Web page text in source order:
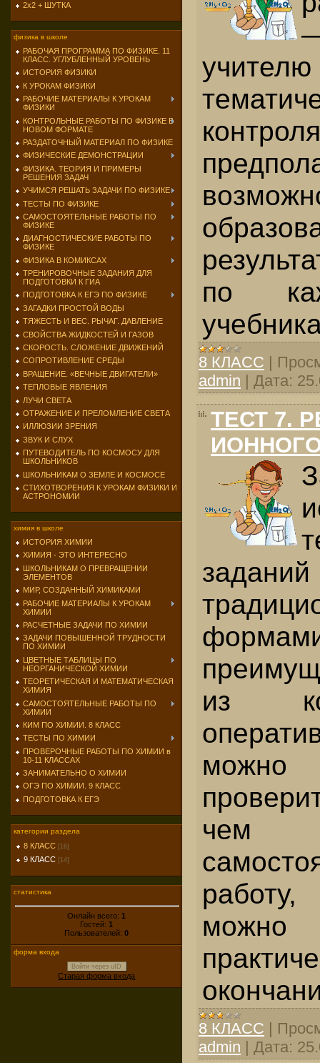
2х2 + ШУТКА
физика в школе
РАБОЧАЯ ПРОГРАММА ПО ФИЗИКЕ. 11
КЛАСС. УГЛУБЛЕННЫЙ УРОВЕНЬ
ИСТОРИЯ ФИЗИКИ
К УРОКАМ ФИЗИКИ
РАБОЧИЕ МАТЕРИАЛЫ К УРОКАМ
ФИЗИКИ
КОНТРОЛЬНЫЕ РАБОТЫ ПО ФИЗИКЕ В
НОВОМ ФОРМАТЕ
РАЗДАТОЧНЫЙ МАТЕРИАЛ ПО ФИЗИКЕ
ФИЗИЧЕСКИЕ ДЕМОНСТРАЦИИ
ФИЗИКА. ТЕОРИЯ И ПРИМЕРЫ
РЕШЕНИЯ ЗАДАЧ
УЧИМСЯ РЕШАТЬ ЗАДАЧИ ПО ФИЗИКЕ
ТЕСТЫ ПО ФИЗИКЕ
САМОСТОЯТЕЛЬНЫЕ РАБОТЫ ПО
ФИЗИКЕ
ДИАГНОСТИЧЕСКИЕ РАБОТЫ ПО
ФИЗИКЕ
ФИЗИКА В КОМИКСАХ
ТРЕНИРОВОЧНЫЕ ЗАДАНИЯ ДЛЯ
ПОДГОТОВКИ К ГИА
ПОДГОТОВКА К ЕГЭ ПО ФИЗИКЕ
ЗАГАДКИ ПРОСТОЙ ВОДЫ
ТЯЖЕСТЬ И ВЕС. РЫЧАГ. ДАВЛЕНИЕ
СВОЙСТВА ЖИДКОСТЕЙ И ГАЗОВ
СКОРОСТЬ. СЛОЖЕНИЕ ДВИЖЕНИЙ
СОПРОТИВЛЕНИЕ СРЕДЫ
ВРАЩЕНИЕ. «ВЕЧНЫЕ ДВИГАТЕЛИ»
ТЕПЛОВЫЕ ЯВЛЕНИЯ
ЛУЧИ СВЕТА
ОТРАЖЕНИЕ И ПРЕЛОМЛЕНИЕ СВЕТА
ИЛЛЮЗИИ ЗРЕНИЯ
ЗВУК И СЛУХ
ПУТЕВОДИТЕЛЬ ПО КОСМОСУ ДЛЯ
ШКОЛЬНИКОВ
ШКОЛЬНИКАМ О ЗЕМЛЕ И КОСМОСЕ
СТИХОТВОРЕНИЯ К УРОКАМ ФИЗИКИ И
АСТРОНОМИИ
химия в школе
ИСТОРИЯ ХИМИИ
ХИМИЯ - ЭТО ИНТЕРЕСНО
ШКОЛЬНИКАМ О ПРЕВРАЩЕНИИ
ЭЛЕМЕНТОВ
МИР, СОЗДАННЫЙ ХИМИКАМИ
РАБОЧИЕ МАТЕРИАЛЫ К УРОКАМ
ХИМИИ
РАСЧЕТНЫЕ ЗАДАЧИ ПО ХИМИИ
ЗАДАЧИ ПОВЫШЕННОЙ ТРУДНОСТИ
ПО ХИМИИ
ЦВЕТНЫЕ ТАБЛИЦЫ ПО
НЕОРГАНИЧЕСКОЙ ХИМИИ
ТЕОРЕТИЧЕСКАЯ И МАТЕМАТИЧЕСКАЯ
ХИМИЯ
САМОСТОЯТЕЛЬНЫЕ РАБОТЫ ПО
ХИМИИ
КИМ ПО ХИМИИ. 8 КЛАСС
ТЕСТЫ ПО ХИМИИ
ПРОВЕРОЧНЫЕ РАБОТЫ ПО ХИМИИ в
10-11 КЛАССАХ
ЗАНИМАТЕЛЬНО О ХИМИИ
ОГЭ ПО ХИМИИ. 9 КЛАСС
ПОДГОТОВКА К ЕГЭ
категории раздела
8 КЛАСС [16]
9 КЛАСС [14]
статистика
Онлайн всего: 1
Гостей: 1
Пользователей:0
форма входа
Войти через uID
Старая форма входа
учителю
по
8 КЛАСС |
admin | Дата:
ТЕСТ 7.
из
можно
чем
8 КЛАСС |
admin | Дата: